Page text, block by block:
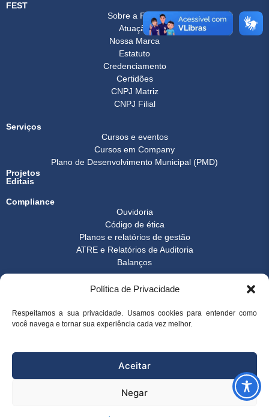
Política de Privacidade
Respeitamos a sua privacidade. Usamos cookies para entender como
você navega e tornar sua experiência cada vez melhor.
Aceitar
Negar
FEST
Sobre a FEST
Atuação
Nossa Marca
Estatuto
Credenciamento
Certidões
CNPJ Matriz
CNPJ Filial
Serviços
Cursos e eventos
Cursos em Company
Plano de Desenvolvimento Municipal (PMD)
Projetos
Editais
Compliance
Ouvidoria
Código de ética
Planos e relatórios de gestão
ATRE e Relatórios de Auditoria
Balanços
Boletim FEST
Notícias Gerais
© 2026 FEST - Fundação Espírito-santense de Tecnologia | Desenvolvido
Arco Websites & E-commerce
superintendencia@fest.org.br
(27) 3345-7555